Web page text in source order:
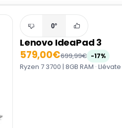
0°
Lenovo IdeaPad 3
579,00€699,99€ -17%
Ryzen 7 3700 | 8GB RAM ·